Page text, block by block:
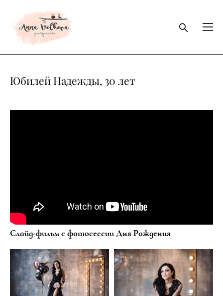
Юбилей Надежды, 30 лет
Слайд-фильм с фотосессии Дня Рождения